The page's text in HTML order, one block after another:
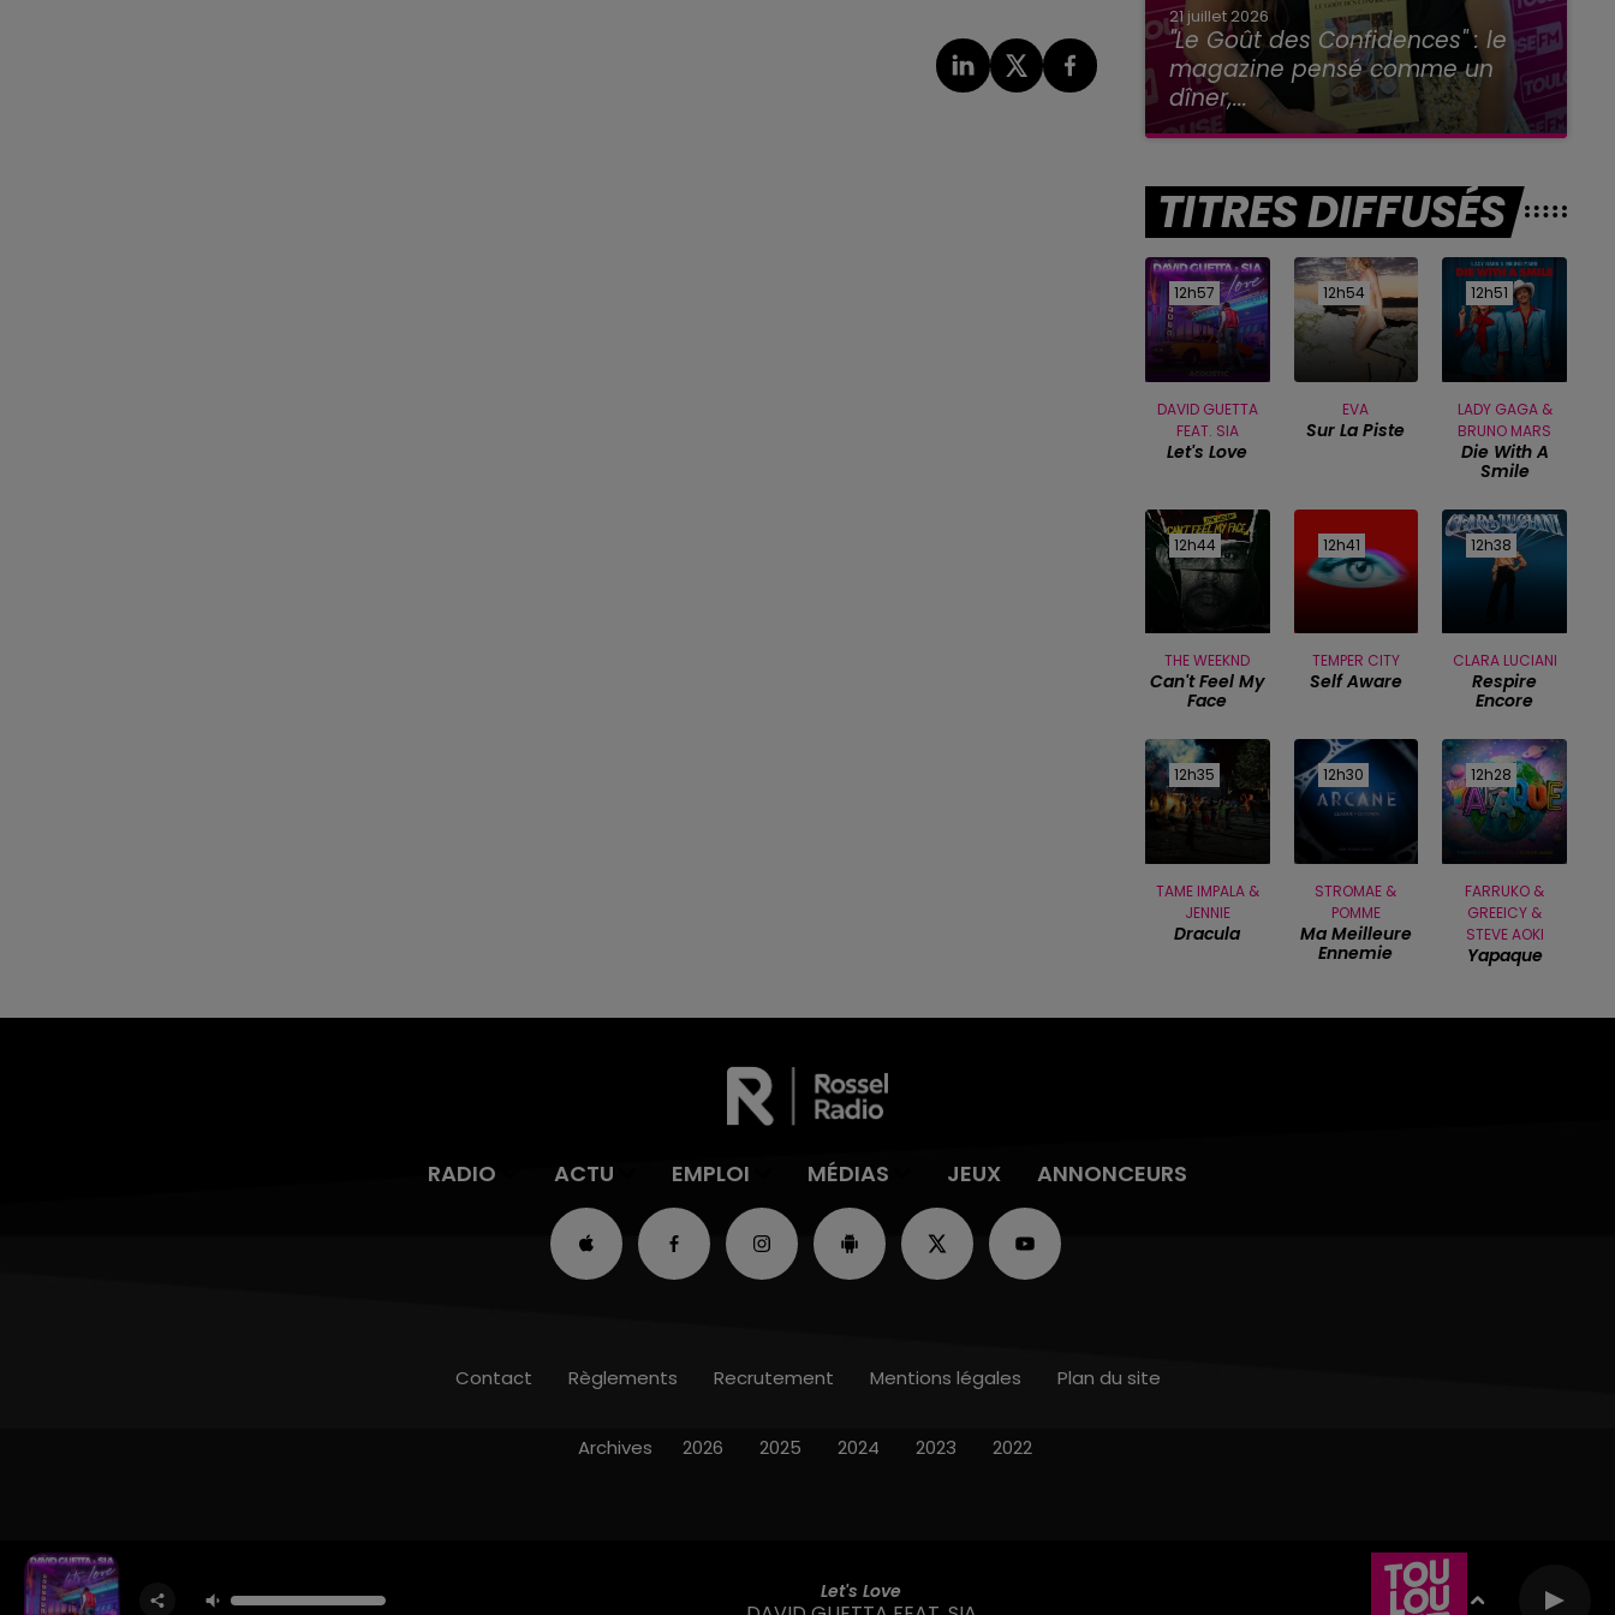
21 juillet 2026
"Le Goût des Confidences" : le
magazine pensé comme un
dîner,...
TITRES DIFFUSÉS
12h57
12h57
DAVID GUETTA
FEAT. SIA
Let's Love
12h54
12h54
EVA
Sur La Piste
12h51
12h51
LADY GAGA &
BRUNO MARS
Die With A
Smile
12h44
12h44
THE WEEKND
Can't Feel My
Face
12h41
12h41
TEMPER CITY
Self Aware
12h38
12h38
CLARA LUCIANI
Respire
Encore
12h35
12h35
TAME IMPALA &
JENNIE
Dracula
12h30
12h30
STROMAE &
POMME
Ma Meilleure
Ennemie
12h28
12h28
FARRUKO &
GREEICY &
STEVE AOKI
Yapaque
RADIO ACTU EMPLOI MÉDIAS JEUX ANNONCEURS
Let's Love
Contact Règlements Recrutement Mentions légales Plan du site
Archives 2026 2025 2024 2023 2022